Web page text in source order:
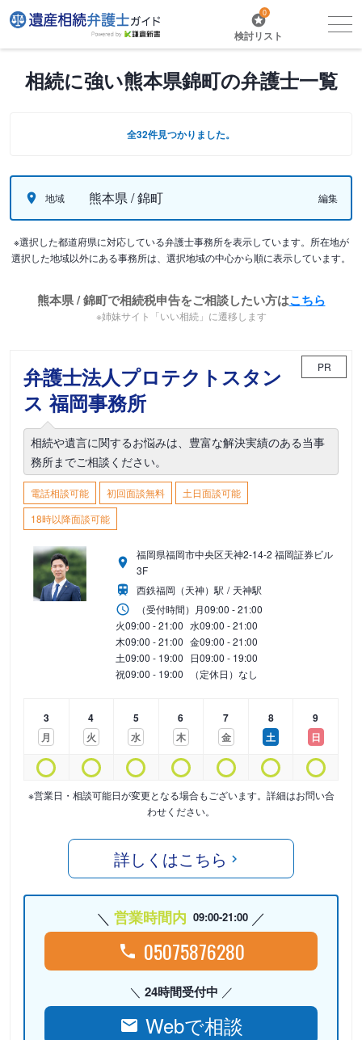
0
検討リスト
相続に強い熊本県錦町の弁護士一覧
全32件見つかりました。
地域 熊本県 / 錦町 編集
※選択した都道府県に対応している弁護士事務所を表示しています。所在地が
選択した地域以外にある事務所は、選択地域の中心から順に表示しています。
熊本県 / 錦町で相続税申告をご相談したい方はこちら
※姉妹サイト「いい相続」に遷移します
弁護士法人プロテクトスタン
ス 福岡事務所
PR
相続や遺言に関するお悩みは、豊富な解決実績のある当事
務所までご相談ください。
電話相談可能 初回面談無料
土日面談可能
18時以降面談可能
福岡県福岡市中央区天神2-14-2 福岡証券ビル
3F
西鉄福岡（天神）駅
天神駅
（受付時間） 月09:00 - 21:00
火09:00 - 21:00 水09:00 - 21:00
木09:00 - 21:00 金09:00 - 21:00
土09:00 - 19:00 日09:00 - 19:00
祝09:00 - 19:00 （定休日）なし
3
月
4
火
5
水
6
木
7
金
8
土
9
日
※営業日・相談可能日が変更となる場合もございます。詳細はお問い合
わせください。
詳しくはこちら
営業時間内 09:00-21:00
05075876280
24時間受付中
Webで相談